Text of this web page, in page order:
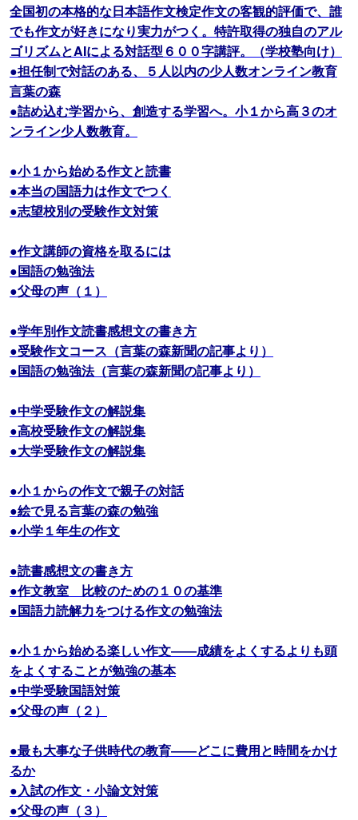
全国初の本格的な日本語作文検定作文の客観的評価で、誰
でも作文が好きになり実力がつく。特許取得の独自のアル
ゴリズムとAIによる対話型６００字講評。（学校塾向け）
●担任制で対話のある、５人以内の少人数オンライン教育
言葉の森
●詰め込む学習から、創造する学習へ。小１から高３のオ
ンライン少人数教育。
●小１から始める作文と読書
●本当の国語力は作文でつく
●志望校別の受験作文対策
●作文講師の資格を取るには
●国語の勉強法
●父母の声（１）
●学年別作文読書感想文の書き方
●受験作文コース（言葉の森新聞の記事より）
●国語の勉強法（言葉の森新聞の記事より）
●中学受験作文の解説集
●高校受験作文の解説集
●大学受験作文の解説集
●小１からの作文で親子の対話
●絵で見る言葉の森の勉強
●小学１年生の作文
●読書感想文の書き方
●作文教室 比較のための１０の基準
●国語力読解力をつける作文の勉強法
●小１から始める楽しい作文――成績をよくするよりも頭
をよくすることが勉強の基本
●中学受験国語対策
●父母の声（２）
●最も大事な子供時代の教育――どこに費用と時間をかけ
るか
●入試の作文・小論文対策
●父母の声（３）